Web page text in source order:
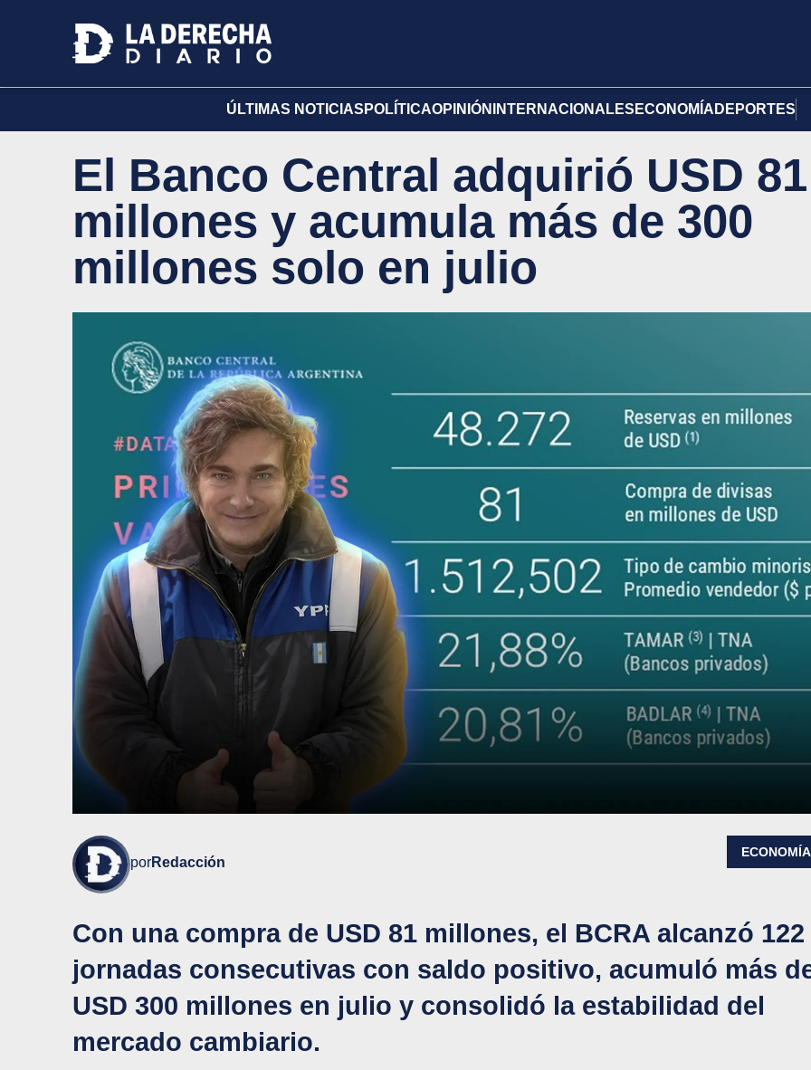
ÚLTIMAS NOTICIAS POLÍTICAOPINIÓN INTERNACIONALES ECONOMÍA DEPORTES
El Banco Central adquirió USD 81
millones y acumula más de 300
millones solo en julio
porRedacción
ECONOMÍA
Con una compra de USD 81 millones, el BCRA alcanzó 122
jornadas consecutivas con saldo positivo, acumuló más
USD 300 millones en julio y consolidó la estabilidad del
mercado cambiario.